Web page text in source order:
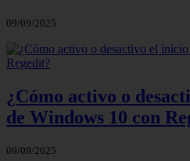
09/09/2025
¿Cómo activo o
de Windows 10 con
09/09/2025